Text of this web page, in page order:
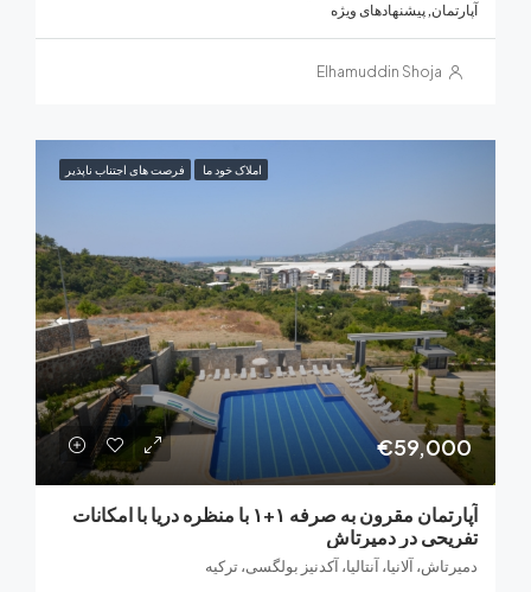
پیشنهادهای ویژه
Elhamuddin Shoja
فرصت های اجتناب ناپذیر
آپارتمان مقرون به صرفه ۱+۱ با منظره دریا با امکانات
در دمیرتاش
آلانیا، آنتالیا، آکدنیز بولگسی، ترکیه